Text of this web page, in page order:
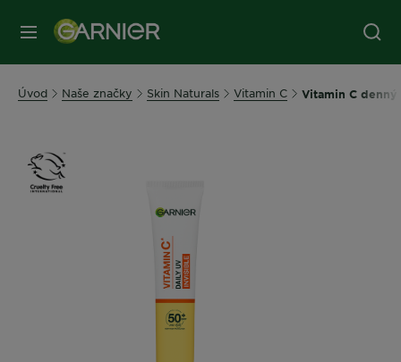
Úvod Naše značky Skin Naturals Vitamin C Vitamin C